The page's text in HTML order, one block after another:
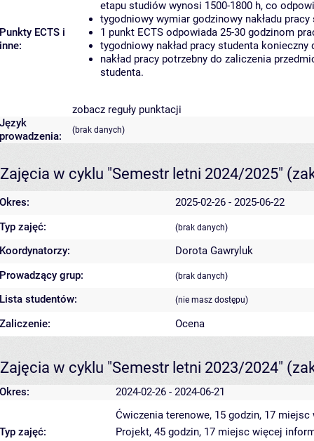
Punkty ECTS i
inne:
etapu studiów wynosi 1500-1800 h, co
tygodniowy wymiar godzinowy nakładu
1 punkt ECTS odpowiada 25-30 godzinom
tygodniowy nakład pracy studenta
nakład pracy potrzebny do zaliczenia
studenta.
zobacz reguły punktacji
Język
prowadzenia:
(brak danych)
Zajęcia w cyklu "Semestr letni 2024/2025"
Okres:
2025-02-26 - 2025-06-22
Typ zajęć:
(brak danych)
Koordynatorzy:
Dorota Gawryluk
Prowadzący grup:
(brak danych)
Lista studentów: (nie masz dostępu)
Zaliczenie: Ocena
Zajęcia w cyklu "Semestr letni 2023/2024"
Okres: 2024-02-26 - 2024-06-21
Typ zajęć:
Ćwiczenia terenowe, 15 godzin, 17 miejsc
Projekt, 45 godzin, 17 miejsc więcej